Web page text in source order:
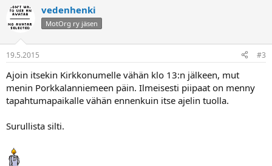
vedenhenki
MotOrg ry jäsen
19.5.2015 #3
Ajoin itsekin Kirkkonumelle vähän klo 13:n jälkeen, mut
menin Porkkalanniemeen päin. Ilmeisesti piipaat on menny
tapahtumapaikalle vähän ennenkuin itse ajelin tuolla.
Surullista silti.